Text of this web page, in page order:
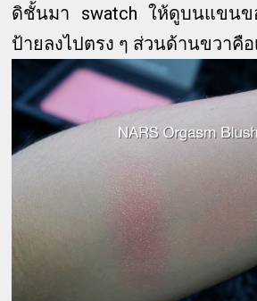
ดิชั้นมา swatch ให้ดูบนแขน
ป้ายลงไปตรง ๆ ส่วนด้านขวาคื